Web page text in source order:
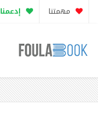
مهمتنا إدعمنا